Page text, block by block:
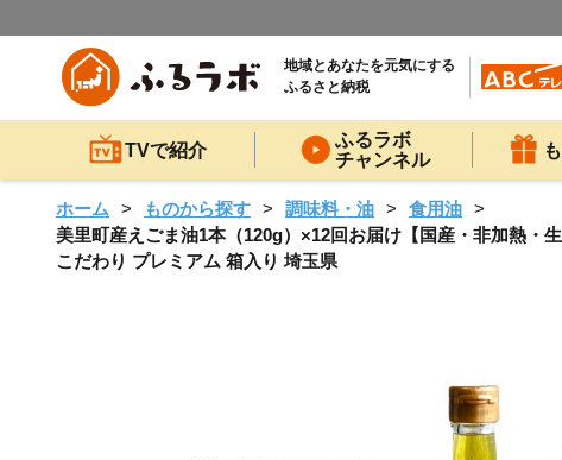
地域とあなたを元気にする
ふるさと納税
TVで紹介
ふるラボ
チャンネル
ホーム ものから探す 調味料・油
食用油
美里町産えごま油1本（120g）×12回お届け【国産・非加熱・
こだわり プレミアム 箱入り 埼玉県